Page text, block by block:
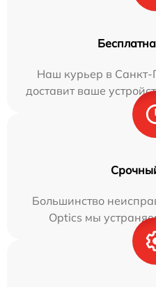
Наш курьер в Санкт-
доставит ваше
Большинство
Optics мы